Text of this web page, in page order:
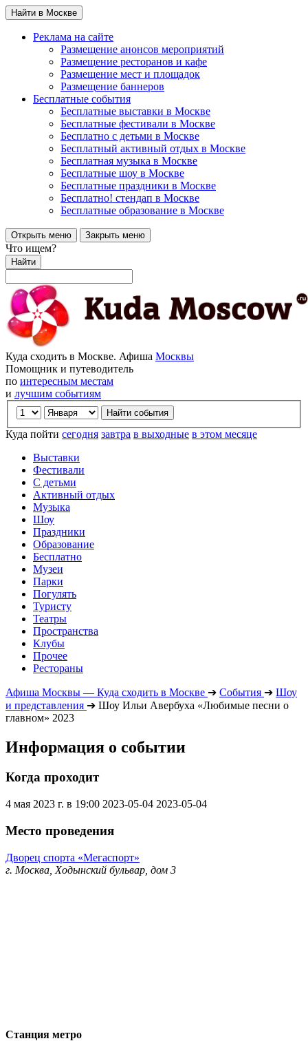
Найти в Москве
Реклама на сайте
Размещение анонсов мероприятий
Размещение ресторанов и кафе
Размещение мест и площадок
Размещение баннеров
Бесплатные события
Бесплатные выставки в Москве
Бесплатные фестивали в Москве
Бесплатно с детьми в Москве
Бесплатный активный отдых в Москве
Бесплатная музыка в Москве
Бесплатные шоу в Москве
Бесплатные праздники в Москве
Бесплатно! стендап в Москве
Бесплатные образование в Москве
Открыть меню Закрыть меню
Что ищем?
Найти
Куда сходить в Москве. Афиша Москвы
Помощник и путеводитель
по интересным местам
и лучшим событиям
Куда пойти сегодня завтра в выходные в этом месяце
Выставки
Фестивали
С детьми
Активный отдых
Музыка
Шоу
Праздники
Образование
Бесплатно
Музеи
Парки
Погулять
Туристу
Театры
Пространства
Клубы
Прочее
Рестораны
Афиша Москвы — Куда сходить в Москве ➔ События ➔ Шоу
и представления ➔ Шоу Ильи Авербуха «Любимые песни о
главном» 2023
Информация о событии
Когда проходит
4 мая 2023 г. в 19:00 2023-05-04 2023-05-04
Место проведения
Дворец спорта «Мегаспорт»
г. Москва, Ходынский бульвар, дом 3
Станция метро